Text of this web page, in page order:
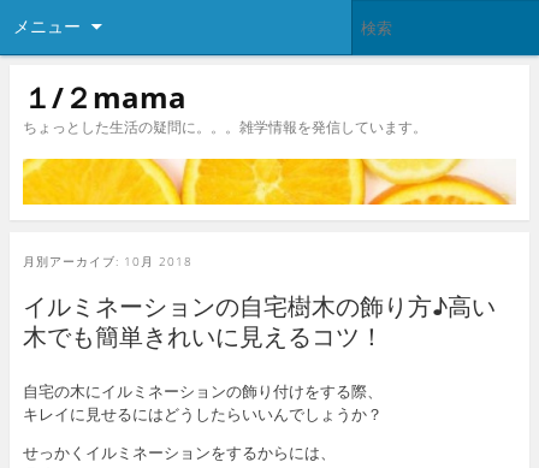
メニュー
１/２mama
ちょっとした生活の疑問に。。。雑学情報を発信しています。
月別アーカイブ: 10月 2018
イルミネーションの自宅樹木の飾り方♪高い
木でも簡単きれいに見えるコツ！
自宅の木にイルミネーションの飾り付けをする際、
キレイに見せるにはどうしたらいいんでしょうか？
せっかくイルミネーションをするからには、